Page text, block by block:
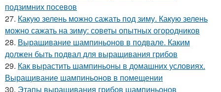
подзимних посевов
27. Какую зелень можно сажать под зиму. Какую зелень
можно сажать на зиму: советы опытных огородников
28. Выращивание шампиньонов в подвале. Каким
должен быть подвал для выращивания грибов
29. Как вырастить шампиньоны в домашних условиях.
Выращивание шампиньонов в помещении
30. Этапы выращивания грибов шампиньонов